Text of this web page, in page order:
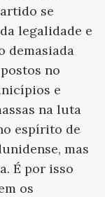
se
legalidade e
demasiada
no
e
na luta
espírito de
mas
É por isso
os